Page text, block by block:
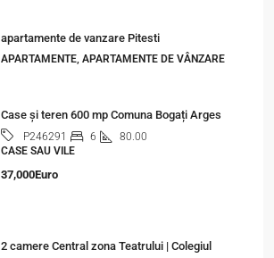
apartamente de vanzare Pitesti
APARTAMENTE, APARTAMENTE DE VÂNZARE
Case și teren 600 mp Comuna Bogați Arges
P246291 6
80.00
CASE SAU VILE
37,000Euro
2 camere Central zona Teatrului | Colegiul